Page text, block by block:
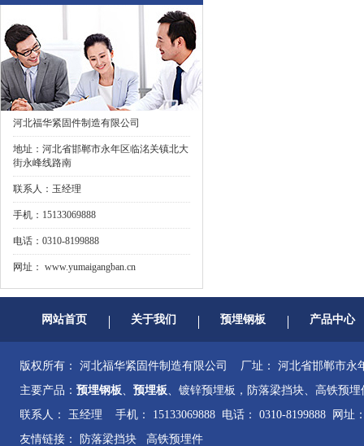
河北福华紧固件制造有限公司
地址：河北省邯郸市永年区临洺关镇北大
街永峰线路南
联系人：玉经理
手机：15133069888
电话：0310-8199888
网址： www.yumaigangban.cn
网站首页 关于我们 预埋钢板 产品中心
版权所有： 河北福华紧固件制造有限公司 厂址： 河北省邯郸市
主要产品：预埋钢板、预埋板、镀锌预埋板，防落梁挡块、高铁预
联系人： 玉经理 手机： 15133069888 电话： 0310-8199888 网址
友情链接： 防落梁挡块高铁预埋件